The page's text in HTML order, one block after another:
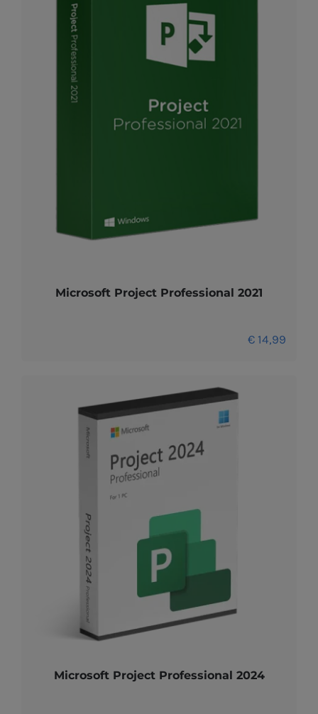
Microsoft Project Professional 2021
€ 14,99
Microsoft Project Professional 2024